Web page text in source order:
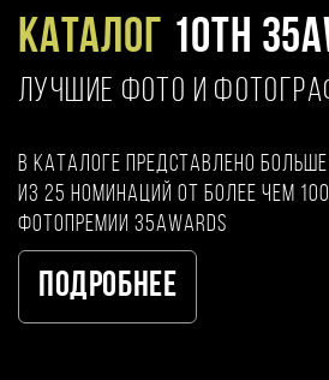
Каталог 10TH
ЛУЧШИЕ ФОТО И
В каталоге представлено
из 25 номинаций от более чем
фотопремии 35AWARDS
Подробнее